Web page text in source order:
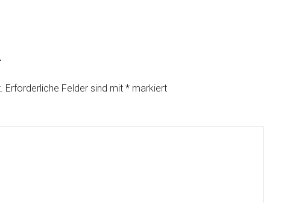
Erforderliche Felder sind mit * markiert